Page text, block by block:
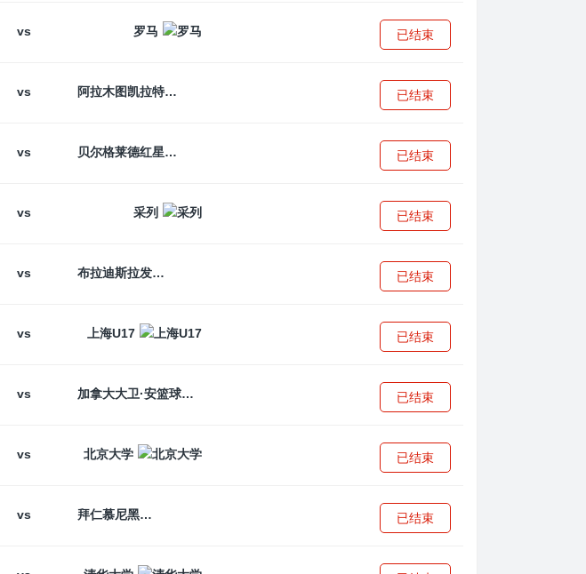
vs 罗马 已结束
斯基
vs 阿拉木图凯拉特 已结束
普尔
vs 贝尔格莱德红星 已结束
尼亚
vs 采列 已结束
vs 布拉迪斯拉发 已结束
热刺U17
vs 上海U17 已结束
vs 加拿大大卫·安篮球学院 已结束
vs 北京大学 已结束
vs 拜仁慕尼黑 已结束